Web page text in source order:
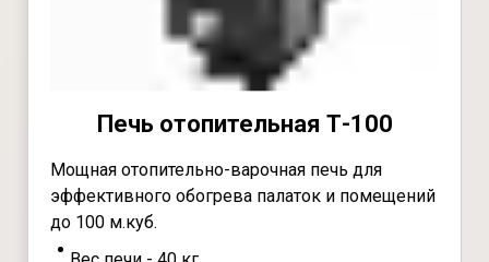
Печь отопительная Т-100
Мощная отопительно-варочная печь для
эффективного обогрева палаток и помещений
до 100 м.куб.